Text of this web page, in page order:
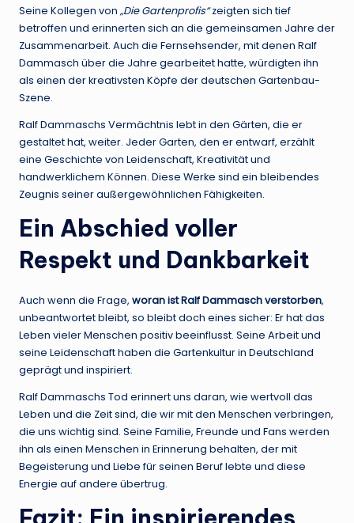
Seine Kollegen von „Die Gartenprofis“zeigten sich tief
betroffen und erinnerten sich an die gemeinsamen Jahre der
Zusammenarbeit. Auch die Fernsehsender, mit denen Ralf
Dammasch über die Jahre gearbeitet hatte, würdigten ihn
als einen der kreativsten Köpfe der deutschen Gartenbau-
Szene.
Ralf Dammaschs Vermächtnis lebt in den Gärten, die er
gestaltet hat, weiter. Jeder Garten, den er entwarf, erzählt
eine Geschichte von Leidenschaft, Kreativität und
handwerklichem Können. Diese Werke sind ein bleibendes
Zeugnis seiner außergewöhnlichen Fähigkeiten.
Ein Abschied voller
Respekt und Dankbarkeit
Auch wenn die Frage, woran ist Ralf Dammasch verstorben,
unbeantwortet bleibt, so bleibt doch eines sicher: Er hat das
Leben vieler Menschen positiv beeinflusst. Seine Arbeit und
seine Leidenschaft haben die Gartenkultur in Deutschland
geprägt und inspiriert.
Ralf Dammaschs Tod erinnert uns daran, wie wertvoll das
Leben und die Zeit sind, die wir mit den Menschen verbringen,
die uns wichtig sind. Seine Familie, Freunde und Fans werden
ihn als einen Menschen in Erinnerung behalten, der mit
Begeisterung und Liebe für seinen Beruf lebte und diese
Energie auf andere übertrug.